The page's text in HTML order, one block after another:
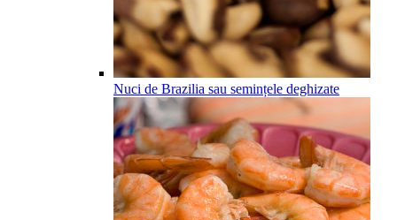
Nuci de Brazilia sau semințele deghizate